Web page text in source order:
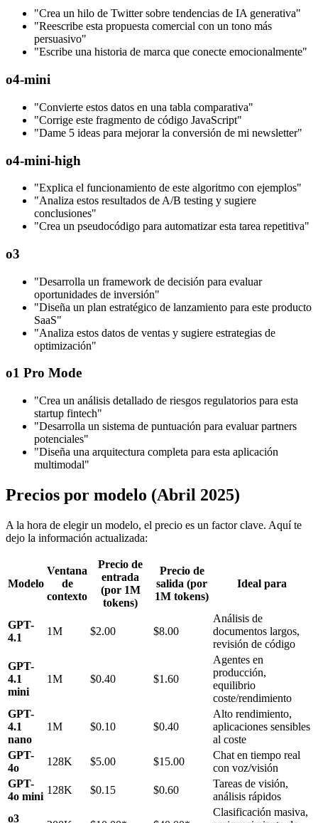
"Crea un hilo de Twitter sobre tendencias de IA generativa"
"Reescribe esta propuesta comercial con un tono más
persuasivo"
"Escribe una historia de marca que conecte emocionalmente"
o4-mini
"Convierte estos datos en una tabla comparativa"
"Corrige este fragmento de código JavaScript"
"Dame 5 ideas para mejorar la conversión de mi newsletter"
o4-mini-high
"Explica el funcionamiento de este algoritmo con ejemplos"
"Analiza estos resultados de A/B testing y sugiere
conclusiones"
"Crea un pseudocódigo para automatizar esta tarea repetitiva"
o3
"Desarrolla un framework de decisión para evaluar
oportunidades de inversión"
"Diseña un plan estratégico de lanzamiento para este producto
SaaS"
"Analiza estos datos de ventas y sugiere estrategias de
optimización"
o1 Pro Mode
"Crea un análisis detallado de riesgos regulatorios para esta
startup fintech"
"Desarrolla un sistema de puntuación para evaluar partners
potenciales"
"Diseña una arquitectura completa para esta aplicación
multimodal"
Precios por modelo (Abril 2025)
A la hora de elegir un modelo, el precio es un factor clave. Aquí te
dejo la información actualizada:
Modelo
Ventana
de
contexto
Precio de
entrada
(por 1M
tokens)
Precio de
salida (por
1M tokens)
Ideal para
GPT-
4.1
1M $2.00 $8.00
Análisis de
documentos largos,
revisión de código
GPT-
4.1
mini
1M $0.40 $1.60
Agentes en
producción,
equilibrio
coste/rendimiento
GPT-
4.1
nano
1M $0.10 $0.40
Alto rendimiento,
aplicaciones sensibles
al coste
GPT-
4o
128K $5.00 $15.00
Chat en tiempo real
con voz/visión
GPT-
4o mini
128K $0.15 $0.60
Tareas de visión,
análisis rápidos
o3
Clasificación masiva,